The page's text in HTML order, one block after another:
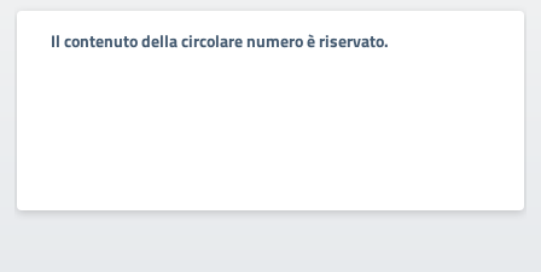
Il contenuto della circolare numero è riservato.